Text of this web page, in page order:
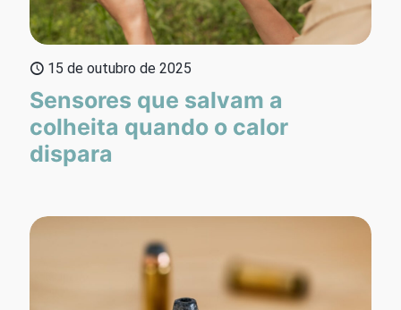
15 de outubro de 2025
Sensores que salvam a
colheita quando o calor
dispara